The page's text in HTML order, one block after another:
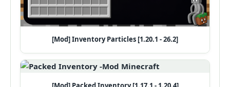
[Mod] Inventory Particles [1.20.1 - 26.2]